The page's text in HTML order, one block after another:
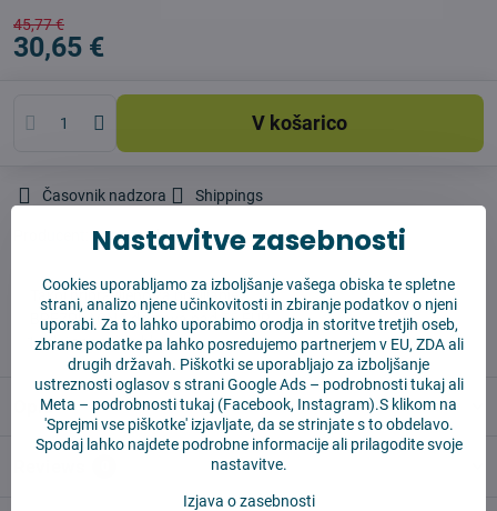
45,77 €
30,65 €
V košarico
Časovnik nadzora Shippings
Vysajto.sk
✅ Takoj pripravljeno za pošiljanje
✅ BREZPLAČNA dostava nad 55 EUR
✅14 dni za vračilo blaga
Opis
Nastavitve zasebnosti
Cookies uporabljamo za izboljšanje vašega obiska te spletne
strani, analizo njene učinkovitosti in zbiranje podatkov o njeni
uporabi. Za to lahko uporabimo orodja in storitve tretjih oseb,
zbrane podatke pa lahko posredujemo partnerjem v EU, ZDA ali
drugih državah. Piškotki se uporabljajo za izboljšanje
ustreznosti oglasov s strani Google Ads – podrobnosti tukajali
Meta – podrobnosti tukaj (Facebook, Instagram).S klikom na
'Sprejmi vse piškotke' izjavljate, da se strinjate s to obdelavo.
Spodaj lahko najdete podrobne informacije ali prilagodite svoje
nastavitve.
Izjava o zasebnosti